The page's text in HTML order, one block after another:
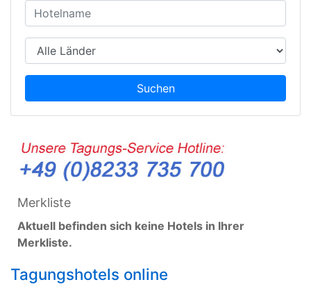
Suchen
Merkliste
Aktuell befinden sich keine Hotels in Ihrer
Merkliste.
Tagungshotels online